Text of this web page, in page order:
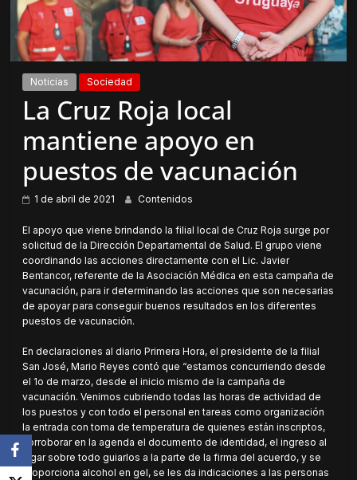
Noticias Sociedad
La Cruz Roja local
mantiene apoyo en
puestos de vacunación
1 de abril de 2021 Contenidos
El apoyo que viene brindando la filial local de Cruz Roja surge por
solicitud de la Dirección Departamental de Salud. El grupo viene
coordinando las acciones directamente con el Lic. Javier
Bentancor, referente de la Asociación Médica en esta campaña de
vacunación, para ir determinando las acciones que son necesarias
de apoyar para conseguir buenos resultados en los diferentes
puestos de vacunación.
En declaraciones al diario Primera Hora, el presidente de la filial
San José, Mario Reyes contó que “estamos concurriendo desde
el 1o de marzo, desde el inicio mismo de la campaña de
vacunación. Venimos cubriendo todas las horas de actividad de
los puestos y con todo el personal en tareas como organización
la entrada con toma de temperatura de quienes están inscriptos,
corroborar en la agenda el documento de identidad, el ingreso al
lugar sobre todo guiarlos a la parte de la firma del acuerdo, y se
proporciona alcohol en gel, se les da indicaciones a las personas